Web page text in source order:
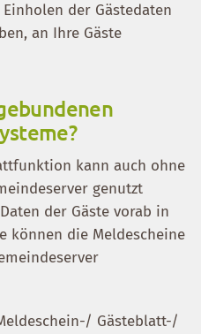
der Gästedaten
an Ihre Gäste
kann auch ohne
genutzt
der Gäste vorab in
können die Meldescheine
Gästeblatt-/